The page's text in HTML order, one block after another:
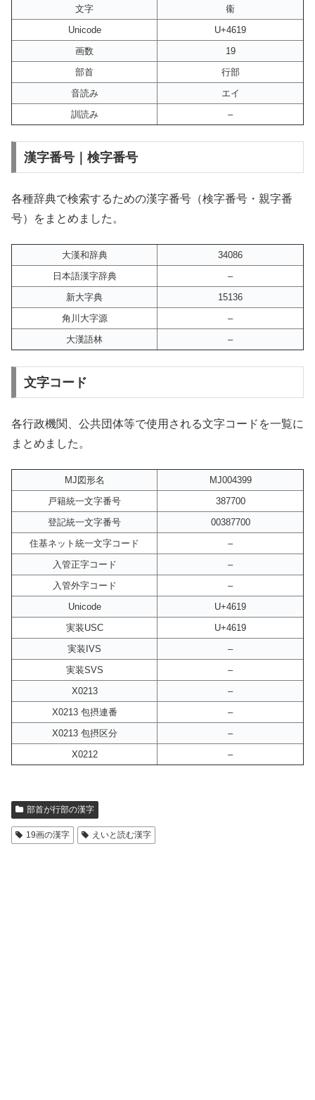
文字
䘙
Unicode
U+4619
画数
19
部首
行部
音読み
エイ
訓読み
–
漢字番号｜検字番号
各種辞典で検索するための漢字番号（検字番号・親字番
号）をまとめました。
大漢和辞典
34086
日本語漢字辞典
–
新大字典
15136
角川大字源
–
大漢語林
–
文字コード
各行政機関、公共団体等で使用される文字コードを一覧に
まとめました。
MJ図形名
MJ004399
戸籍統一文字番号
387700
登記統一文字番号
00387700
住基ネット統一文字コード
–
入管正字コード
–
入管外字コード
–
Unicode
U+4619
実装USC
U+4619
実装IVS
–
実装SVS
–
X0213
–
X0213 包摂連番
–
X0213 包摂区分
–
X0212
–
部首が行部の漢字
19画の漢字 えいと読む漢字